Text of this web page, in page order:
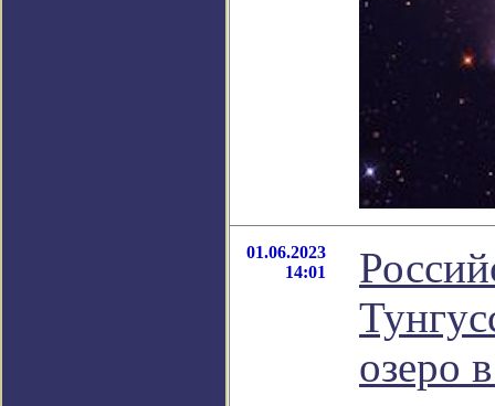
01.06.2023
14:01
озеро